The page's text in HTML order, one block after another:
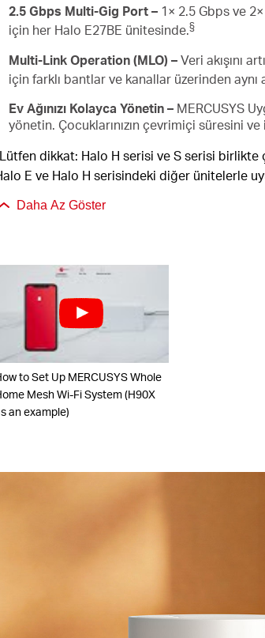
2.5 Gbps Multi-Gig Port – 1× 2.5 Gbps ve
için her Halo E27BE ünitesinde.§
Multi-Link Operation (MLO) – Veri akışını
için farklı bantlar ve kanallar üzerinden aynı
Ev Ağınızı Kolayca Yönetin – MERCUSYS
yönetin. Çocuklarınızın çevrimiçi süresini
dikkat: Halo H serisi ve S serisi birlikte
E ve Halo H serisindeki diğer ünitelerle
Daha Az Göster
to Set Up MERCUSYS Whole
Mesh Wi-Fi System (H90X
an example)